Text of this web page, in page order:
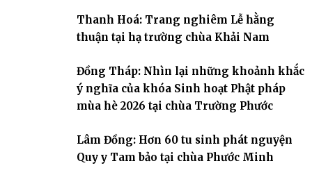
đời sống thiện lành.Thanh Hoá: Trang nghiêm Lễ hằng
thuận tại hạ trường chùa Khải Nam
Đồng Tháp: Nhìn lại những khoảnh khắc
ý nghĩa của khóa Sinh hoạt Phật pháp
mùa hè 2026 tại chùa Trường Phước
Lâm Đồng: Hơn 60 tu sinh phát nguyện
Quy y Tam bảo tại chùa Phước Minh